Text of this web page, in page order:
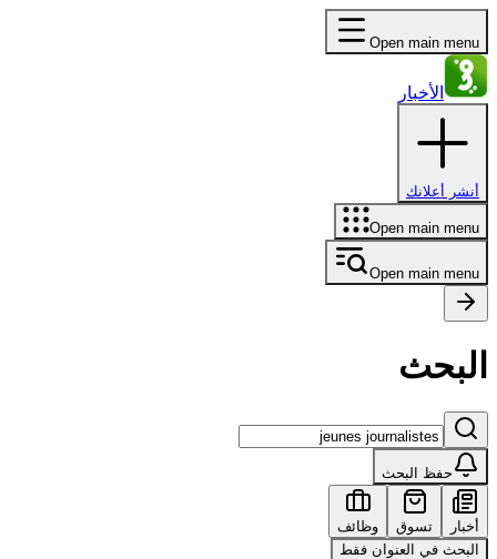
Open main menu
الأخبار
أنشر أعلانك
Open main menu
Open main menu
البحث
حفظ البحث
أخبار تسوق
وظائف
البحث في العنوان فقط